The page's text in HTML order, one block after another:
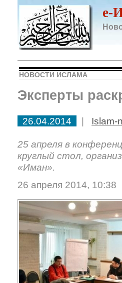
e-
НОВОСТИ ИСЛАМА
Эксперты
26.04.2014 | Islam-
25 апреля в
круглый стол,
«Иман».
26 апреля 2014, 10:38